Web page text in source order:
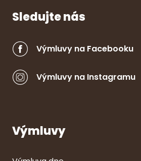
Sledujte nás
Výmluvy na Facebooku
Výmluvy na Instagramu
Výmluvy